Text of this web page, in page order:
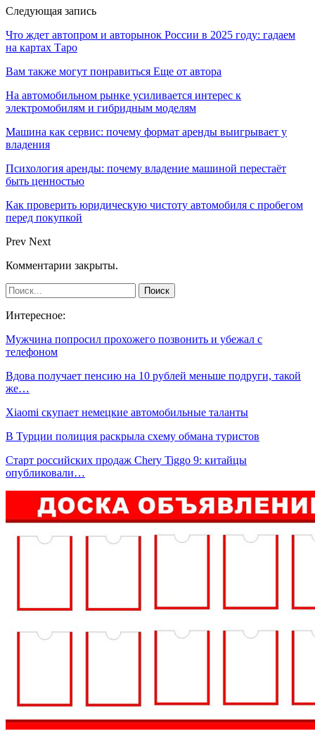
Следующая запись
Что ждет автопром и авторынок России в 2025 году: гадаем
на картах Таро
Вам также могут понравиться Еще от автора
На автомобильном рынке усиливается интерес к
электромобилям и гибридным моделям
Машина как сервис: почему формат аренды выигрывает у
владения
Психология аренды: почему владение машиной перестаёт
быть ценностью
Как проверить юридическую чистоту автомобиля с пробегом
перед покупкой
Prev Next
Комментарии закрыты.
Интересное:
Мужчина попросил прохожего позвонить и убежал с
телефоном
Вдова получает пенсию на 10 рублей меньше подруги, такой
же…
Xiaomi скупает немецкие автомобильные таланты
В Турции полиция раскрыла схему обмана туристов
Старт российских продаж Chery Tiggo 9: китайцы
опубликовали…